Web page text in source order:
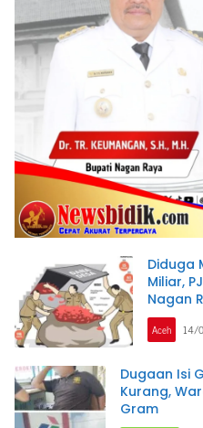
Diduga
Miliar,
Nagan
Aceh 14/
Dugaan Isi
Kurang,
Gram